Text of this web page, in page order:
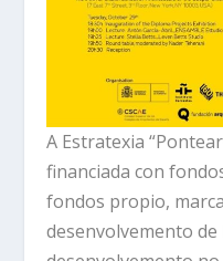
A Estratexia
financiada con
fondos propio,
desenvolvemento